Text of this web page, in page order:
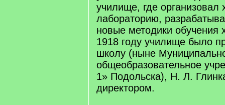
училище, где организовал
лабораторию,
новые методики
1918 году училище было
школу (ныне
общеобразовательное
1» Подольска), Н. Л.
директором.